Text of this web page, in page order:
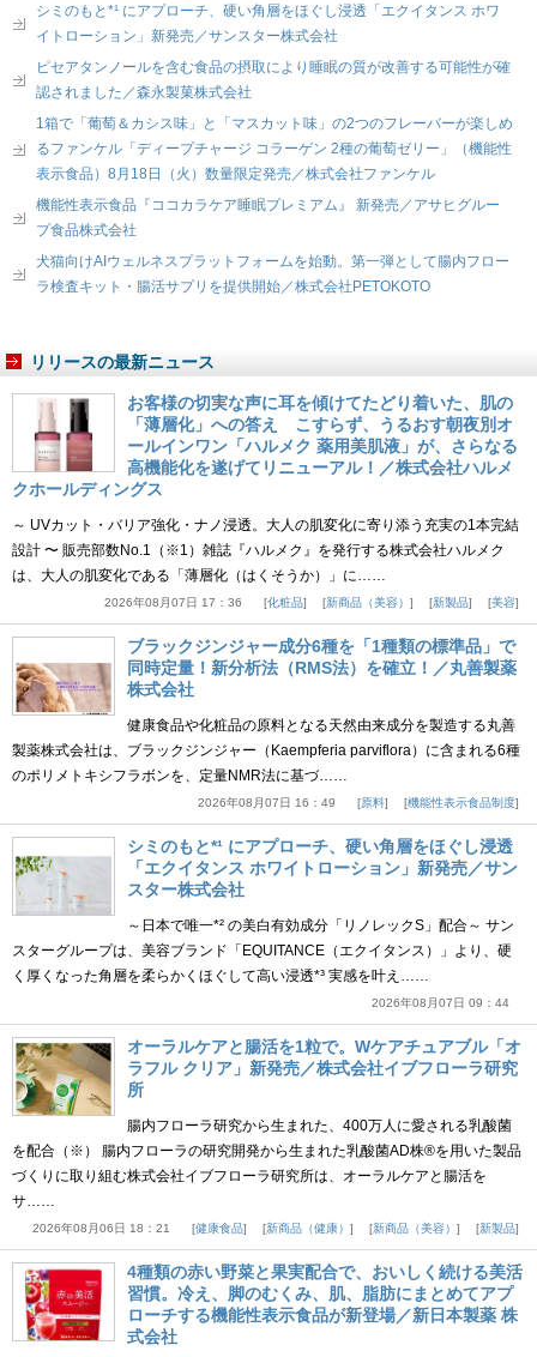
シミのもと*¹ にアプローチ、硬い角層をほぐし浸透「エクイタンス ホワ
イトローション」新発売／サンスター株式会社
ピセアタンノールを含む食品の摂取により睡眠の質が改善する可能性が確
認されました／森永製菓株式会社
1箱で「葡萄＆カシス味」と「マスカット味」の2つのフレーバーが楽しめ
るファンケル「ディープチャージ コラーゲン 2種の葡萄ゼリー」（機能性
表示食品）8月18日（火）数量限定発売／株式会社ファンケル
機能性表示食品『ココカラケア睡眠プレミアム』 新発売／アサヒグルー
プ食品株式会社
犬猫向けAIウェルネスプラットフォームを始動。第一弾として腸内フロー
ラ検査キット・腸活サプリを提供開始／株式会社PETOKOTO
リリースの最新ニュース
お客様の切実な声に耳を傾けてたどり着いた、肌の
「薄層化」への答え こすらず、うるおす朝夜別オ
ールインワン「ハルメク 薬用美肌液」が、さらなる
高機能化を遂げてリニューアル！／株式会社ハルメ
クホールディングス
～ UVカット・バリア強化・ナノ浸透。大人の肌変化に寄り添う充実の1本完結
設計 〜 販売部数No.1（※1）雑誌『ハルメク』を発行する株式会社ハルメク
は、大人の肌変化である「薄層化（はくそうか）」に……
2026年08月07日 17：36 化粧品 新商品（美容） 新製品 美容
ブラックジンジャー成分6種を「1種類の標準品」で
同時定量！新分析法（RMS法）を確立！／丸善製薬
株式会社
健康食品や化粧品の原料となる天然由来成分を製造する丸善
製薬株式会社は、ブラックジンジャー（Kaempferia parviflora）に含まれる6種
のポリメトキシフラボンを、定量NMR法に基づ……
2026年08月07日 16：49 原料 機能性表示食品制度
シミのもと*¹ にアプローチ、硬い角層をほぐし浸透
「エクイタンス ホワイトローション」新発売／サン
スター株式会社
～日本で唯一*² の美白有効成分「リノレックS」配合～ サン
スターグループは、美容ブランド「EQUITANCE（エクイタンス）」より、硬
く厚くなった角層を柔らかくほぐして高い浸透*³ 実感を叶え……
2026年08月07日 09：44
オーラルケアと腸活を1粒で。Wケアチュアブル「オ
ラフル クリア」新発売／株式会社イブフローラ研究
所
腸内フローラ研究から生まれた、400万人に愛される乳酸菌
を配合（※） 腸内フローラの研究開発から生まれた乳酸菌AD株®を用いた製品
づくりに取り組む株式会社イブフローラ研究所は、オーラルケアと腸活を
サ……
2026年08月06日 18：21 健康食品 新商品（健康） 新商品（美容） 新製品
4種類の赤い野菜と果実配合で、おいしく続ける美活
習慣。冷え、脚のむくみ、肌、脂肪にまとめてアプ
ローチする機能性表示食品が新登場／新日本製薬 株
式会社